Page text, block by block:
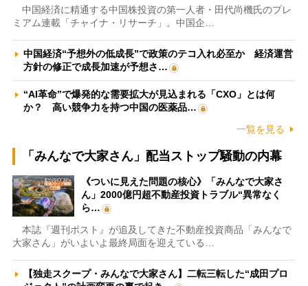
中国経済に精通する中国株投資の第一人者・田代尚機氏のプレ
ミアム連載「チャイナ・リサーチ」。中国企…
中国経済“予想外の低成長”で政策のテコ入れ必至か 経済運営
方針の修正で成長加速が予想さ…
“AI革命”で爆発的な需要拡大が見込まれる「CXO」とは何
か？ 高い競争力を持つ中国の医薬品…
一覧を見る
「みんなで大家さん」配当ストップ騒動の内幕
《ついに見えた問題の核心》「みんなで大家さ
ん」2000億円超不動産投資トラブル“異常なく
ら…
本誌『週刊ポスト』が追及してきた不動産投資商品「みんなで
大家さん」がいよいよ最終局面を迎えている…
【独走スクープ・みんなで大家さん】二転三転した“成田プロ